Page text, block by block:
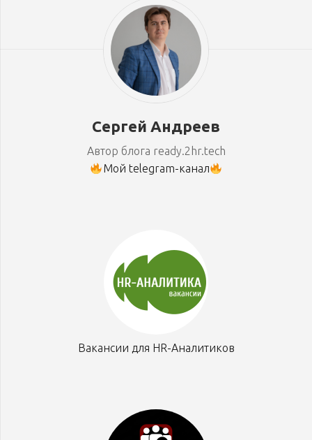
Сергей Андреев
Автор блога ready.2hr.tech
Мой telegram-канал
Вакансии для HR-Аналитиков